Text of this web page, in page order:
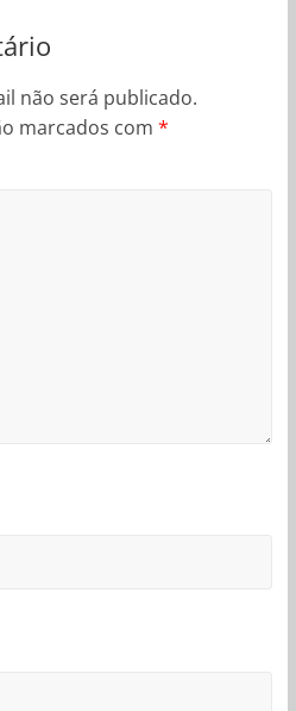
não será publicado.
marcados com *